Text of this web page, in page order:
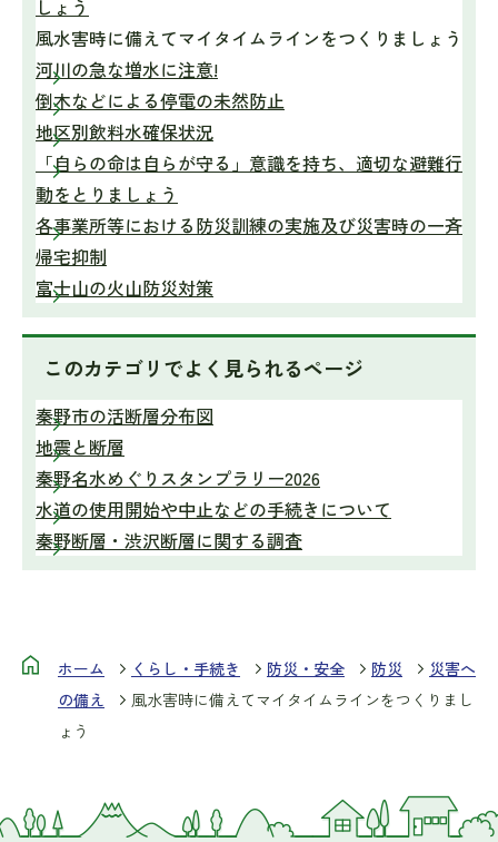
しょう
風水害時に備えてマイタイムラインをつくりましょう
河川の急な増水に注意!
倒木などによる停電の未然防止
地区別飲料水確保状況
「自らの命は自らが守る」意識を持ち、適切な避難行
動をとりましょう
各事業所等における防災訓練の実施及び災害時の一斉
帰宅抑制
富士山の火山防災対策
このカテゴリでよく見られるページ
秦野市の活断層分布図
地震と断層
秦野名水めぐりスタンプラリー2026
水道の使用開始や中止などの手続きについて
秦野断層・渋沢断層に関する調査
ホーム くらし・手続き 防災・安全 防災
災害へ
の備え
風水害時に備えてマイタイムラインをつくりまし
ょう